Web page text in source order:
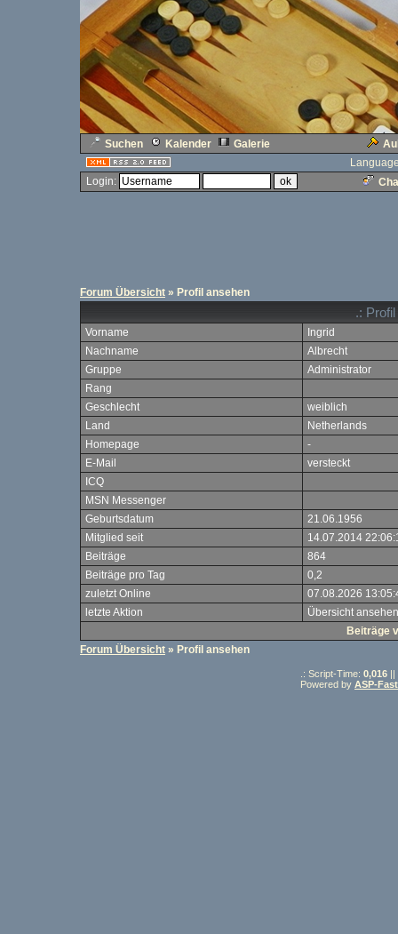
Suchen Kalender Galerie
Login:
Forum Übersicht » Profil ansehen
.:
Vorname
Ingrid
Nachname
Albrecht
Gruppe
Administrator
Rang
Geschlecht
weiblich
Land
Netherlands
Homepage
-
E-Mail
versteckt
ICQ
MSN Messenger
Geburtsdatum
21.06.1956
Mitglied seit
14.07.2014
Beiträge
864
Beiträge pro Tag
0,2
zuletzt Online
07.08.2026
letzte Aktion
Übersicht ansehen
Beiträge
Forum Übersicht » Profil ansehen
.: Script-Time: 0,016 ||
Powered by ASP-